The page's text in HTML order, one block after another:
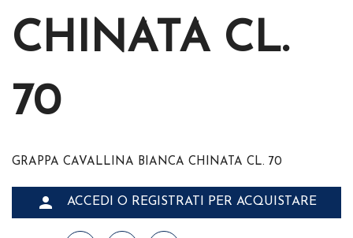
CHINATA CL.
70
GRAPPA CAVALLINA BIANCA CHINATA CL. 70
 ACCEDI O REGISTRATI PER ACQUISTARE